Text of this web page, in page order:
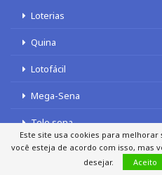
Loterias
Quina
Lotofácil
Mega-Sena
Tele sena
Este site usa cookies para
você esteja de acordo com isso, mas
desejar.
Aceito